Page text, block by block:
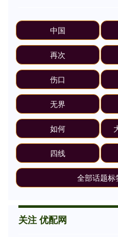
中国
再次
伤口
无界
如何
四线
全部话题标
关注 优配网